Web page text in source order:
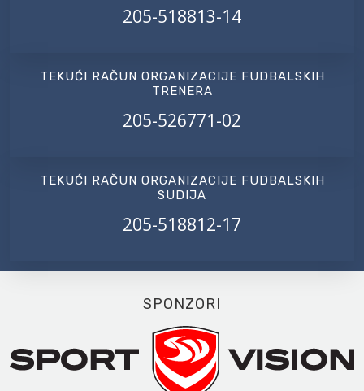
205-518813-14
TEKUĆI RAČUN ORGANIZACIJE FUDBALSKIH
TRENERA
205-526771-02
TEKUĆI RAČUN ORGANIZACIJE FUDBALSKIH
SUDIJA
205-518812-17
SPONZORI